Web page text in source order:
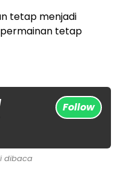
tetap menjadi
tetap
Follow
dibaca